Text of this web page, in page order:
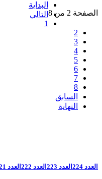
الصفحة 2 من 8
البداية
التالي
1
2
3
4
5
6
7
8
السابق
النهاية
العدد 224 العدد 223 العدد 222 العدد 221